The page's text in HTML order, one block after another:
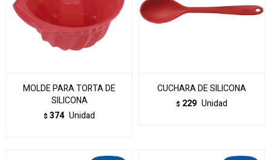
MOLDE PARA TORTA DE
SILICONA
$ 374 Unidad
CUCHARA DE SILICONA
$ 229 Unidad